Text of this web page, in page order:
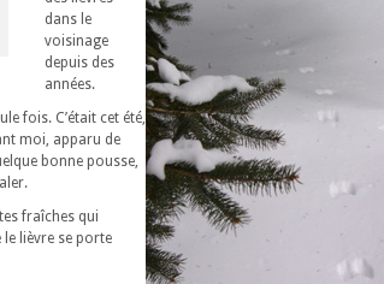
dans le
voisinage
depuis des
années.
fois. C’était cet été,
moi, apparu de
bonne pousse,
fraîches qui
lièvre se porte